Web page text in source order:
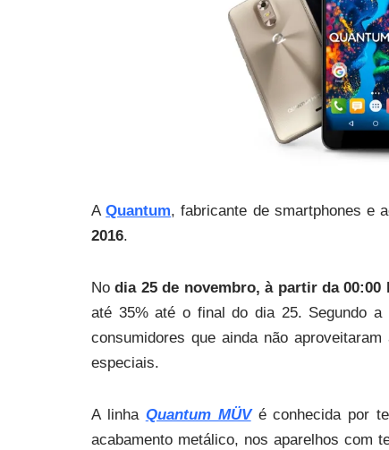
AQuantum, fabricante de smartphones e
2016.
Nodia 25 de novembro, à partir da 00:00
até 35% até o final do dia 25. Segundo a
consumidores que ainda não
especiais.
A linha Quantum MÜVé conhecida por
acabamento metálico, nos aparelhos com